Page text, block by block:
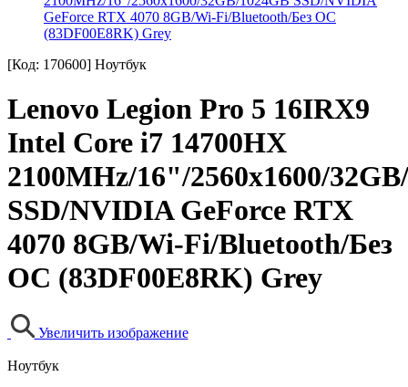
GeForce RTX 4070 8GB/Wi-Fi/Bluetooth/Без ОС
(83DF00E8RK) Grey
[Код: 170600] Ноутбук
Lenovo Legion Pro 5 16IRX9
Intel Core i7 14700HX
2100MHz/16"/2560x1600/
SSD/NVIDIA GeForce RTX
4070 8GB/Wi-Fi/Bluetooth/Без
ОС (83DF00E8RK) Grey
Увеличить изображение
Ноутбук